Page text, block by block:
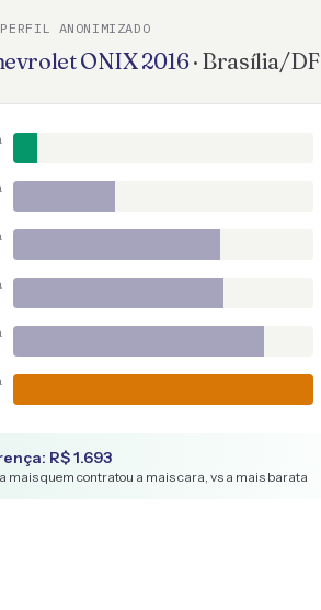
ANONIMIZADO
ONIX2016· Brasília/DF
R$1.693
mais quem contratou a mais cara, vs a mais barata